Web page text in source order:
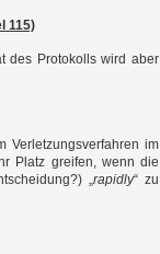
115)
des Protokolls wird aber
Verletzungsverfahren im
Platz greifen, wenn die
„rapidly“ zu